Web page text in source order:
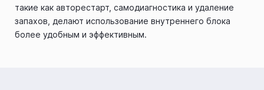
такие как авторестарт, самодиагностика и удаление
запахов, делают использование внутреннего блока
более удобным и эффективным.